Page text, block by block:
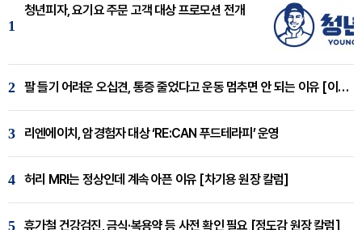
1
청년피자, 요기요 주문 고객 대상 프로모션 전개
2 팔 들기 어려운 오십견, 통증 줄었다고 운동 멈추면 안 되는 이유 [이병욱 원장 칼럼]
3 리엔에이치, 암경험자 대상 ‘RE:CAN 푸드테라피’ 운영
4 허리 MRI는 정상인데 계속 아픈 이유 [차기용 원장 칼럼]
5 휴가철 건강검진, 금식·복용약 등 사전 확인 필요 [정도감 원장 칼럼]